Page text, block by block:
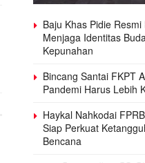
Baju Khas Pidie
Menjaga Identitas
Kepunahan
Bincang Santai FKPT
Pandemi Harus Lebih
Haykal Nahkodai
Siap Perkuat
Bencana